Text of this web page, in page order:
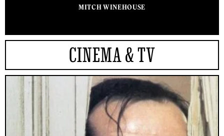
MITCH WINEHOUSE
CINEMA & TV